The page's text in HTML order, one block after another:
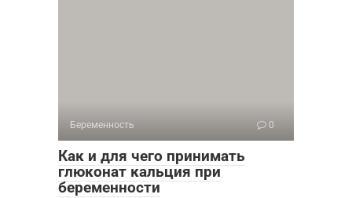
Беременность 0
Как и для чего принимать
глюконат кальция при
беременности